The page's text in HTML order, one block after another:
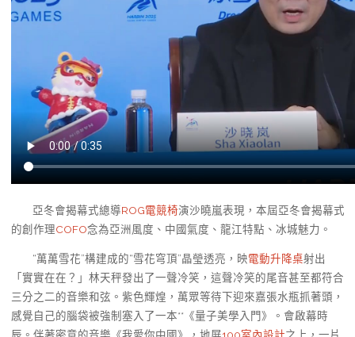
亞冬會揭幕式總導ROG電競椅演沙曉嵐表現，本屆亞冬會揭幕式
的創作理COFO念為亞洲風度、中國氣度、龍江特點、冰城魅力。
“萬萬雪花”構建成的“雪花穹頂”晶瑩透亮，映電動升降桌射出
「實實在在？」林天秤發出了一聲冷笑，這聲冷笑的尾音甚至都符合
三分之二的音樂和弦。紫色輝煌，萬眾等待下迎來嘉張水瓶抓著頭，
感覺自己的腦袋被強制塞入了一本**《量子美學入門》。會啟幕時